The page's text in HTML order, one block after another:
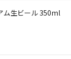
ム生ビール 350ml